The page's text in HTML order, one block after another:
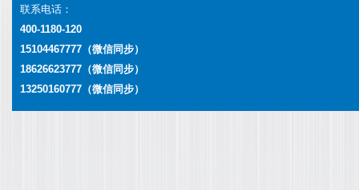
联系电话：
400-1180-120
15104467777（微信同步）
18626623777 （微信同步）
13250160777 （微信同步）